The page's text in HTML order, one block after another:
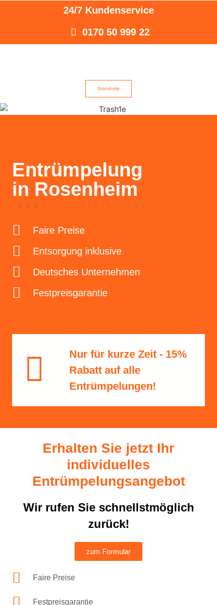
24/7 Kundenservice
0170 50 999 22
Standorte
Entrümpelung
in Rosenheim
Faire Preise
Entsorgung inklusive
Deutsches Unternehmen
Festpreisgarantie
Nur für kurze Zeit - 15%
Rabatt​ auf alle
Entrümpelungen!
Erhalten Sie jetzt Ihr
individuelles
Entrümpelungsangebot
Wir rufen Sie schnellstmöglich
zurück!
zum Formular
Faire Preise
Festpreisgarantie